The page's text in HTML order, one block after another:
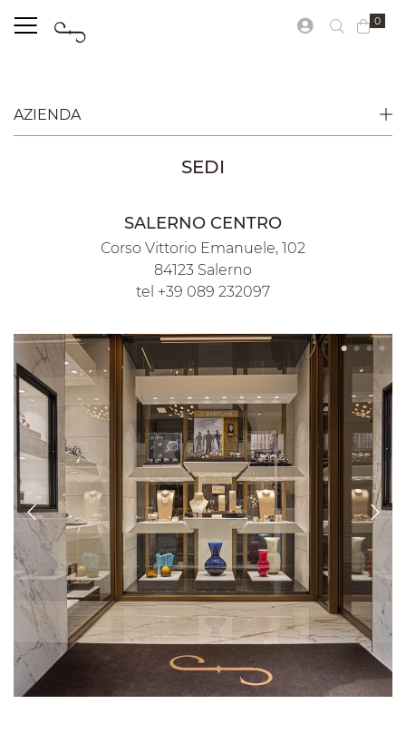
0
AZIENDA
SEDI
SALERNO CENTRO
Corso Vittorio Emanuele, 102
84123 Salerno
tel +39 089 232097